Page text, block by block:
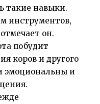
такие навыки.
инструментов,
он.
побудит
коров и другого
эмоциональны и